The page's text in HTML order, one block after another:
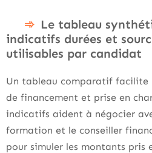
Le tableau
indicatifs durées et
utilisables par candidat
Un tableau comparatif facilite
de financement et prise en
indicatifs aident à négocier
formation et le conseiller
pour simuler les montants pris